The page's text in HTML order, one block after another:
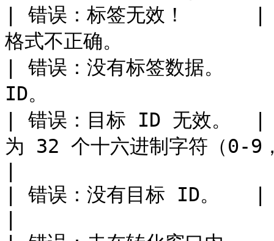
| 错误：标签无效！
格式不正确。
| 错误：没有标签数据
ID。
| 错误：目标 ID 无效。  |
为 32 个十六进制字符（0-9
| 错误：没有目标 ID。   |